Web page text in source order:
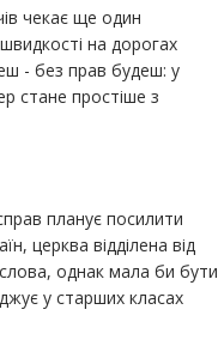
чекає ще один
на дорогах
- без прав будеш: у
стане простіше з
планує посилити
церква відділена від
однак мала би бути
у старших класах